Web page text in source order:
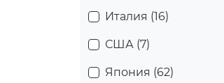
Италия (16)
США (7)
Япония (62)